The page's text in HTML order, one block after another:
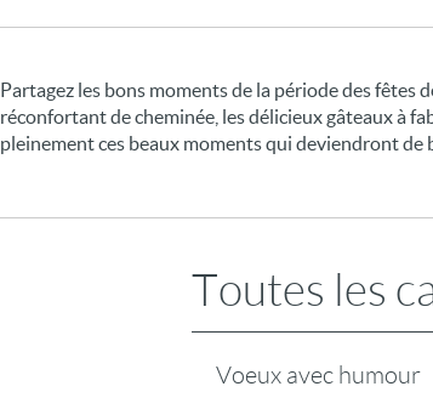
Partagez les bons moments de la période des fêtes
réconfortant de cheminée, les délicieux gâteaux à
pleinement ces beaux moments qui deviendront de
Toutes les
Voeux avec humour